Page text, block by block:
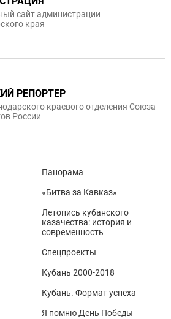
сайт администрации
края
РЕПОРТЕР
краевого отделения Союза
России
Панорама
«Битва за Кавказ»
Летопись кубанского
казачества: история и
современность
Спецпроекты
Кубань 2000-2018
Кубань. Формат успеха
Я помню День Победы